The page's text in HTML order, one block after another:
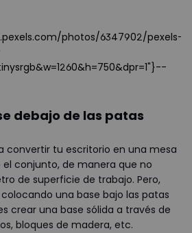
photos/6347902/pexels-
debajo de las patas
convertir tu escritorio en una mesa
conjunto, de manera que no
de superficie de trabajo. Pero,
una base bajo las patas
crear una base sólida a través de
bloques de madera, etc.